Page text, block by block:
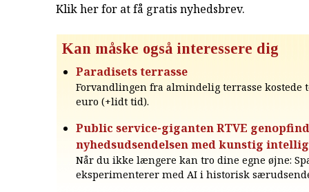
Klik her for at få gratis nyhedsbrev.
Kan måske også interessere dig
Paradisets terrasse
Forvandlingen fra almindelig terrasse kostede
euro (+lidt tid).
Public service-giganten RTVE
nyhedsudsendelsen med kunstig
Når du ikke længere kan tro dine egne øjne:
eksperimenterer med AI i historisk